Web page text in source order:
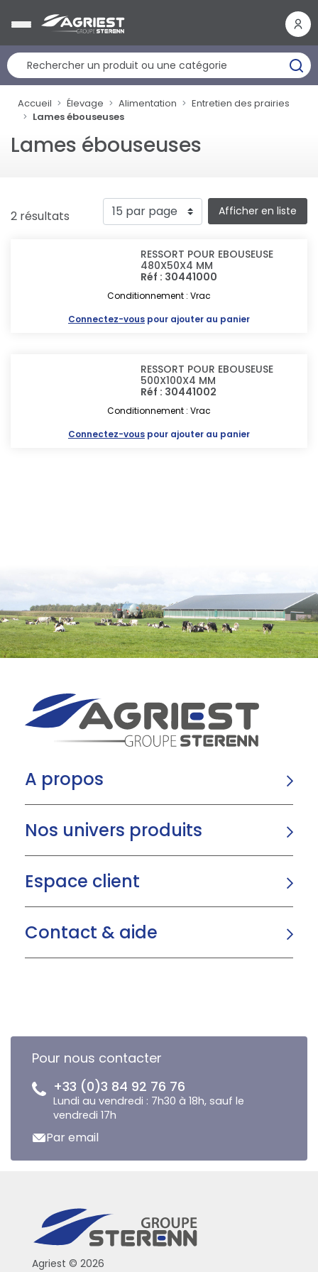
Accueil Élevage Alimentation
Entretien des prairies
Lames ébouseuses
Lames ébouseuses
2 résultats Afficher en liste
RESSORT POUR EBOUSEUSE
480X50X4 MM
Réf : 30441000
Conditionnement : Vrac
Connectez-vous pour ajouter au panier
RESSORT POUR EBOUSEUSE
500X100X4 MM
Réf : 30441002
Conditionnement : Vrac
Connectez-vous pour ajouter au panier
A propos
Nos univers produits
Espace client
Contact & aide
Pour nous contacter
+33 (0)3 84 92 76 76
Lundi au vendredi : 7h30 à 18h, sauf le
vendredi 17h
Par email
Agriest © 2026